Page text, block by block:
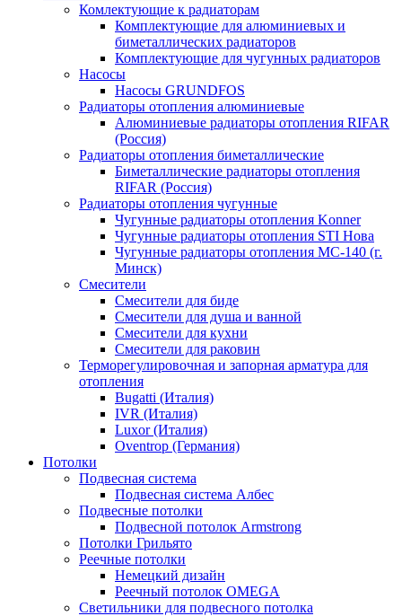
Комлектующие к радиаторам
Комплектующие для алюминиевых и
биметаллических радиаторов
Комплектующие для чугунных радиаторов
Насосы
Насосы GRUNDFOS
Радиаторы отопления алюминиевые
Алюминиевые радиаторы отопления RIFAR
(Россия)
Радиаторы отопления биметаллические
Биметаллические радиаторы отопления
RIFAR (Россия)
Радиаторы отопления чугунные
Чугунные радиаторы отопления Konner
Чугунные радиаторы отопления STI Нова
Чугунные радиаторы отопления МС-140 (г.
Минск)
Смесители
Смесители для биде
Смесители для душа и ванной
Смесители для кухни
Смесители для раковин
Терморегулировочная и запорная арматура для
отопления
Bugatti (Италия)
IVR (Италия)
Luxor (Италия)
Oventrop (Германия)
Потолки
Подвесная система
Подвесная система Албес
Подвесные потолки
Подвесной потолок Armstrong
Потолки Грильято
Реечные потолки
Немецкий дизайн
Реечный потолок OMEGA
Светильники для подвесного потолка